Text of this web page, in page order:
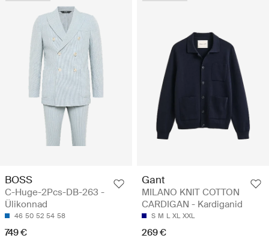
BOSS
C-Huge-2Pcs-DB-263 -
Ülikonnad
46 50 52 54 58
749 €
Gant
MILANO KNIT COTTON
CARDIGAN - Kardiganid
S M L XL XXL
269 €